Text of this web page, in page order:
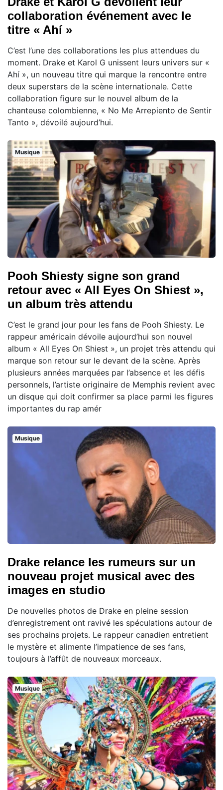
collaboration événement avec le
titre « Ahí »
C’est l’une des collaborations les plus attendues du
moment. Drake et Karol G unissent leurs univers sur «
Ahí », un nouveau titre qui marque la rencontre entre
deux superstars de la scène internationale. Cette
collaboration figure sur le nouvel album de la
chanteuse colombienne, « No Me Arrepiento de Sentir
Tanto », dévoilé aujourd’hui.
Musique
Pooh Shiesty signe son grand
retour avec « All Eyes On Shiest »,
un album très attendu
C’est le grand jour pour les fans de Pooh Shiesty. Le
rappeur américain dévoile aujourd’hui son nouvel
album « All Eyes On Shiest », un projet très attendu qui
marque son retour sur le devant de la scène. Après
plusieurs années marquées par l’absence et les défis
personnels, l’artiste originaire de Memphis revient avec
un disque qui doit confirmer sa place parmi les figures
importantes du rap amér
Musique
Drake relance les rumeurs sur un
nouveau projet musical avec des
images en studio
De nouvelles photos de Drake en pleine session
d’enregistrement ont ravivé les spéculations autour de
ses prochains projets. Le rappeur canadien entretient
le mystère et alimente l’impatience de ses fans,
toujours à l’affût de nouveaux morceaux.
Musique